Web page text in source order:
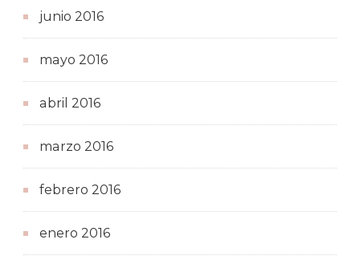
junio 2016
mayo 2016
abril 2016
marzo 2016
febrero 2016
enero 2016